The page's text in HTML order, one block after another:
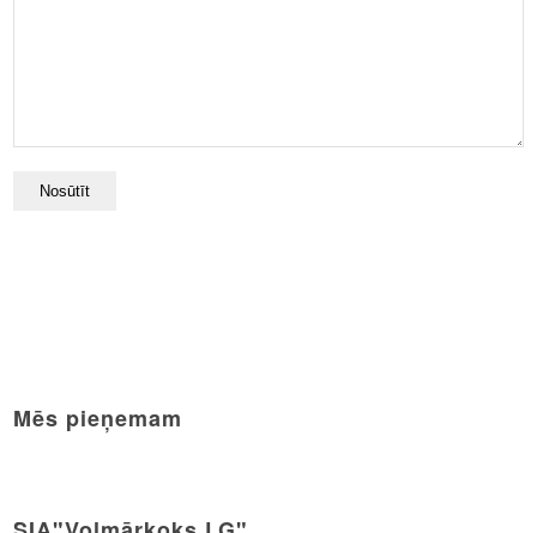
Mēs pieņemam